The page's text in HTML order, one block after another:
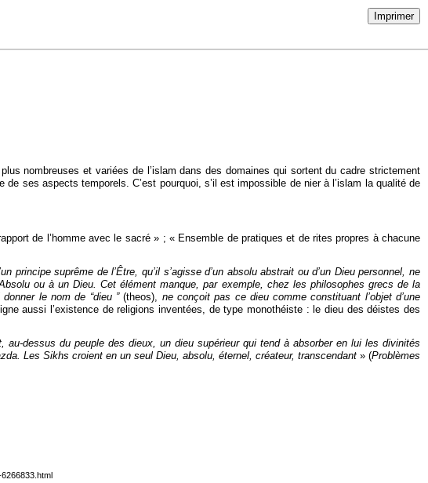
Imprimer
nombreuses et variées de l’islam dans des domaines qui sortent du cadre strictement
ses aspects temporels. C’est pourquoi, s’il est impossible de nier à l’islam la qualité de
de l’homme avec le sacré » ; « Ensemble de pratiques et de rites propres à chacune
principe suprême de l’Être, qu’il s’agisse d’un absolu abstrait ou d’un Dieu personnel, ne
ou à un Dieu. Cet élément manque, par exemple, chez les philosophes grecs de la
le nom de “dieu ”(theos), ne conçoit pas ce dieu comme constituant l’objet d’une
aussi l’existence de religions inventées, de type monothéiste : le dieu des déistes des
au-dessus du peuple des dieux, un dieu supérieur qui tend à absorber en lui les divinités
Les Sikhs croient en un seul Dieu, absolu, éternel, créateur, transcendant » (Problèmes